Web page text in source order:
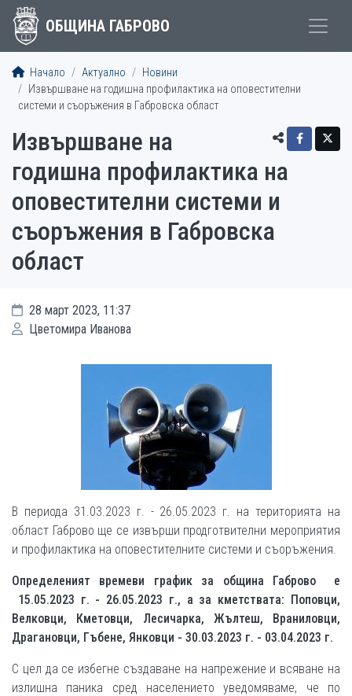
ОБЩИНА ГАБРОВО
Начало Актуално
Новини
Извършване на годишна профилактика на оповестителни
системи и съоръжения в Габровска област
Извършване на
годишна профилактика на
оповестителни системи и
съоръжения в Габровска
област
28 март 2023, 11:37
Цветомира Иванова
В периода 31.03.2023 г. - 26.05.2023 г. на територията на
област Габрово ще се извърши продготвителни мероприятия
и профилактика на оповестителните системи и съоръжения.
Определеният времеви график за община Габрово е
15.05.2023 г. - 26.05.2023 г., а за кметствата: Поповци,
Велковци, Кметовци, Лесичарка, Жълтеш, Враниловци,
Драгановци, Гъбене, Янковци - 30.03.2023 г. - 03.04.2023 г.
С цел да се избегне създаване на напрежение и всяване на
излишна паника сред населението уведомяваме, че по